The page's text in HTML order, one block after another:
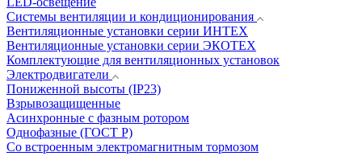
Системы вентиляции и кондиционирования
Вентиляционные установки серии ИНТЕХ
Вентиляционные установки серии ЭКОТЕХ
Комплектующие для вентиляционных установок
Электродвигатели
Пониженной высоты (IP23)
Взрывозащищенные
Асинхронные с фазным ротором
Однофазные (ГОСТ Р)
Со встроенным электромагнитным тормозом